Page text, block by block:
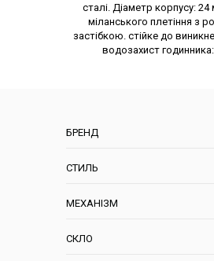
БРЕНД
СТИЛЬ
МЕХАНІЗМ
СКЛО
сталі. Діаметр корпусу:
міланського плетіння з
застібкою. стійке до
водозахист